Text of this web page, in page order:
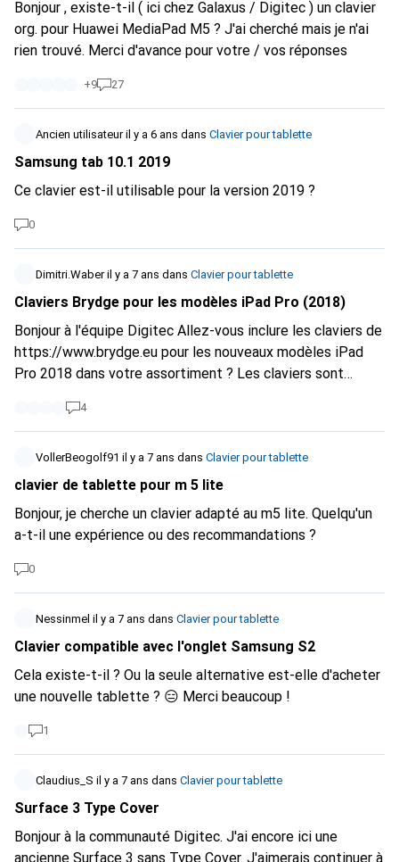
Bonjour , existe-t-il ( ici chez Galaxus / Digitec ) un clavier
org. pour Huawei MediaPad M5 ? J'ai cherché mais je n'ai
rien trouvé. Merci d'avance pour votre / vos réponses
+9 27
Ancien utilisateur il y a 6 ans dans Clavier pour tablette
Samsung tab 10.1 2019
Ce clavier est-il utilisable pour la version 2019 ?
0
Dimitri.Waber il y a 7 ans dans Clavier pour tablette
Claviers Brydge pour les modèles iPad Pro (2018)
Bonjour à l'équipe Digitec Allez-vous inclure les claviers de
https://www.brydge.eu pour les nouveaux modèles iPad
Pro 2018 dans votre assortiment ? Les claviers sont
être commercialisés en mai. J'avais la version pour l'iPad
Pro 10.5" (https://www.digitec.ch/de/s1/product/brydge-
bluetooth-keyboard-ipad-pro-105-ch-tablet-tastatur-
8592689?tagIds=614-654)et j'étais très convaincu. Mais
manque déjà. J'attends votre réponse avec impatience.
4
VollerBeogolf91 il y a 7 ans dans Clavier pour tablette
clavier de tablette pour m 5 lite
Bonjour, je cherche un clavier adapté au m5 lite. Quelqu'un
a-t-il une expérience ou des recommandations ?
0
Nessinmel il y a 7 ans dans Clavier pour tablette
Clavier compatible avec l'onglet Samsung S2
Cela existe-t-il ? Ou la seule alternative est-elle d'acheter
une nouvelle tablette ? 😑 Merci beaucoup !
1
Claudius_S il y a 7 ans dans Clavier pour tablette
Surface 3 Type Cover
Bonjour à la communauté Digitec. J'ai encore ici une
ancienne Surface 3 sans Type Cover. J'aimerais continuer à